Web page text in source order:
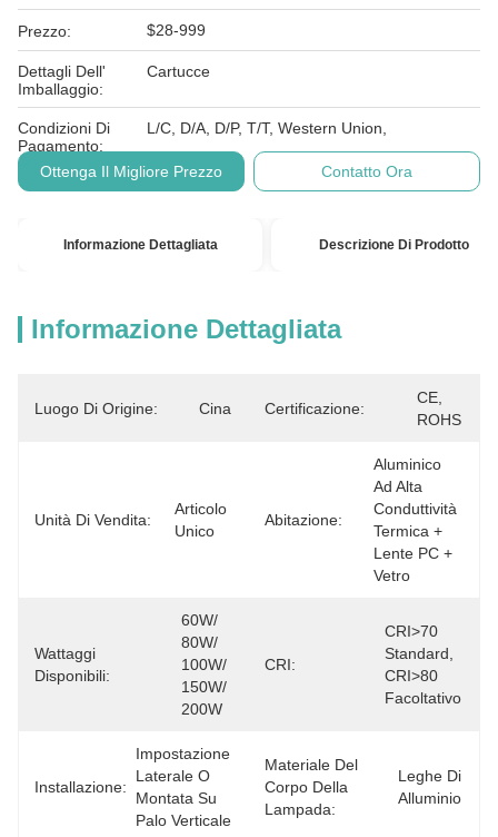
Prezzo: $28-999
Dettagli Dell'
Imballaggio:
Cartucce
Condizioni Di
Pagamento:
L/C, D/A, D/P, T/T, Western Union,
Ottenga Il Migliore Prezzo Contatto Ora
Informazione Dettagliata Descrizione Di Prodotto
Informazione Dettagliata
Luogo Di Origine: Cina Certificazione:
CE,
ROHS
Unità Di Vendita:
Articolo
Unico
Abitazione:
Aluminico
Ad Alta
Conduttività
Termica +
Lente PC +
Vetro
Wattaggi
Disponibili:
60W/
80W/
100W/
150W/
200W
CRI:
CRI>70
Standard,
CRI>80
Facoltativo
Installazione:
Impostazione
Laterale O
Montata Su
Palo Verticale
Materiale Del
Corpo Della
Lampada:
Leghe Di
Alluminio